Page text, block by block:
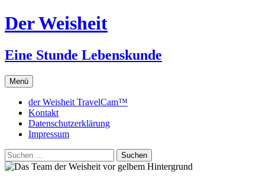
Zum
Inhalt
Der Weisheit
Eine Stunde Lebenskunde
Menü
der Weisheit TravelCam™
Kontakt
Datenschutzerklärung
Impressum
Suchen
nach: